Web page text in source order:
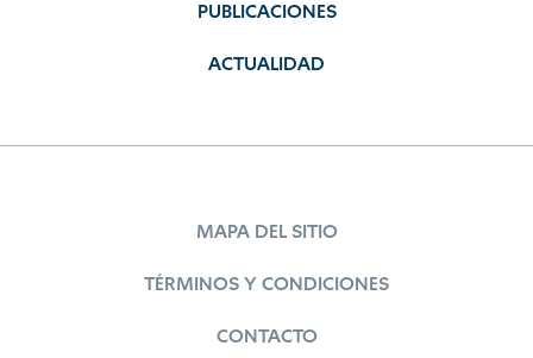
PUBLICACIONES
ACTUALIDAD
MAPA DEL SITIO
TÉRMINOS Y CONDICIONES
CONTACTO